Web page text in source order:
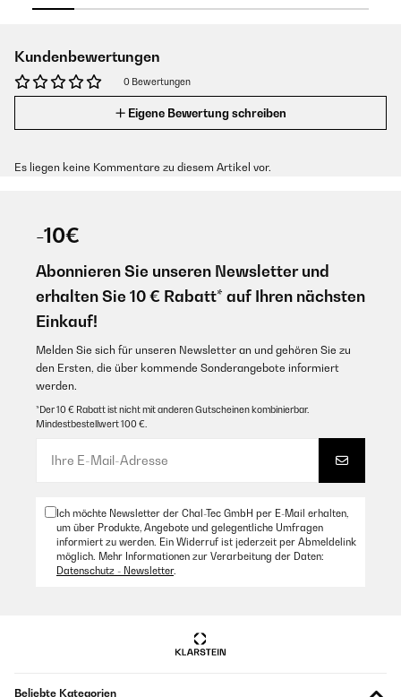
Kundenbewertungen
0 Bewertungen
Eigene Bewertung schreiben
Es liegen keine Kommentare zu diesem Artikel vor.
-10€
Abonnieren Sie unseren Newsletter und
erhalten Sie 10 € Rabatt* auf Ihren nächsten
Einkauf!
Melden Sie sich für unseren Newsletter an und gehören Sie zu
den Ersten, die über kommende Sonderangebote informiert
werden.
*Der 10 € Rabatt ist nicht mit anderen Gutscheinen kombinierbar.
Mindestbestellwert 100 €.
Ich möchte Newsletter der Chal-Tec GmbH per E-Mail erhalten,
um über Produkte, Angebote und gelegentliche Umfragen
informiert zu werden. Ein Widerruf ist jederzeit per Abmeldelink
möglich. Mehr Informationen zur Verarbeitung der Daten:
Datenschutz - Newsletter.
Beliebte Kategorien